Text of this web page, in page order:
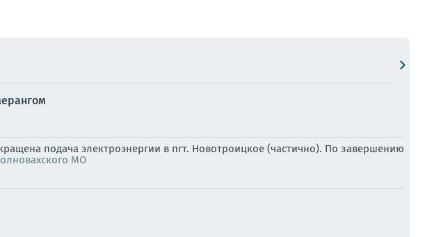
подача электроэнергии в пгт. Новотроицкое (частично). По завершению
МО